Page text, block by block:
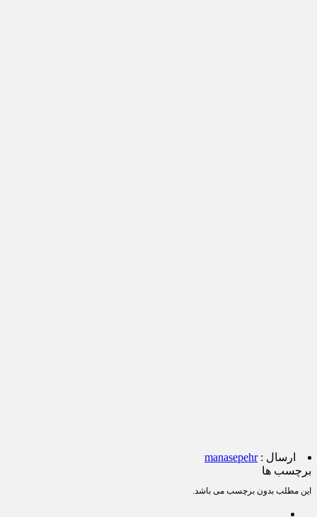
ارسال :manasepehr
برچسب ها
این مطلب بدون برچسب می باشد.